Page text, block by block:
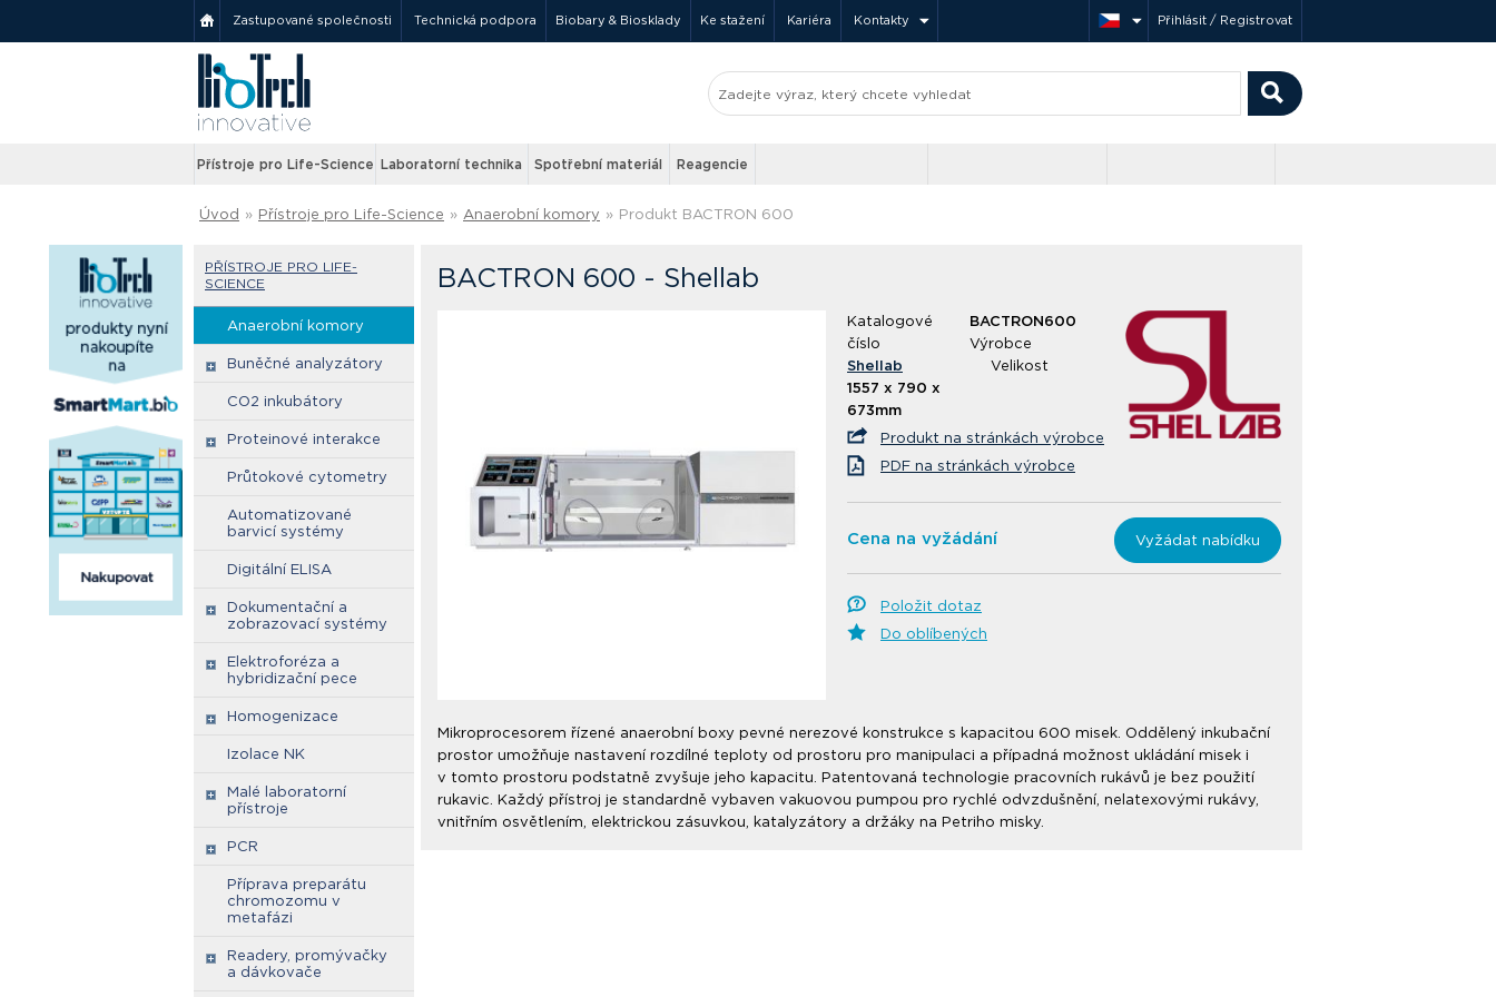
Zastupované společnosti Technická podpora Biobary & Biosklady Ke stažení Kariéra Kontakty Přihlásit / Registrovat
Přístroje pro Life-Science Laboratorní technika Spotřební materiál Reagencie
Úvod » Přístroje pro Life-Science » Anaerobní komory » Produkt BACTRON 600
PŘÍSTROJE PRO LIFE-
SCIENCE
Anaerobní komory
Buněčné analyzátory
CO2 inkubátory
Proteinové interakce
Průtokové cytometry
Automatizované
barvicí systémy
Digitální ELISA
Dokumentační a
zobrazovací systémy
Elektroforéza a
hybridizační pece
Homogenizace
Izolace NK
Malé laboratorní
přístroje
PCR
Příprava preparátu
chromozomu v
metafázi
Readery, promývačky
a dávkovače
BACTRON 600 - Shellab
Katalogové
číslo
BACTRON600
Výrobce
Shellab
Velikost
1557 x 790 x
673mm
Produkt na stránkách výrobce
PDF na stránkách výrobce
Cena na vyžádání Vyžádat nabídku
Položit dotaz
Do oblíbených
Mikroprocesorem řízené anaerobní boxy pevné nerezové konstrukce s kapacitou 600 misek. Oddělený inkubační
prostor umožňuje nastavení rozdílné teploty od prostoru pro manipulaci a případná možnost ukládání misek i
v tomto prostoru podstatně zvyšuje jeho kapacitu. Patentovaná technologie pracovních rukávů je bez použití
rukavic. Každý přístroj je standardně vybaven vakuovou pumpou pro rychlé odvzdušnění, nelatexovými rukávy,
vnitřním osvětlením, elektrickou zásuvkou, katalyzátory a držáky na Petriho misky.